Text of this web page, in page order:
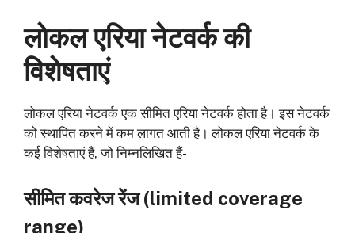
लोकल एरिया नेटवर्क की
विशेषताएं
लोकल एरिया नेटवर्क एक सीमित एरिया नेटवर्क होता है। इस नेटवर्क
को स्थापित करने में कम लागत आती है। लोकल एरिया नेटवर्क के
कई विशेषताएं हैं, जो निम्नलिखित हैं-
सीमित कवरेज रेंज (limited coverage
range)